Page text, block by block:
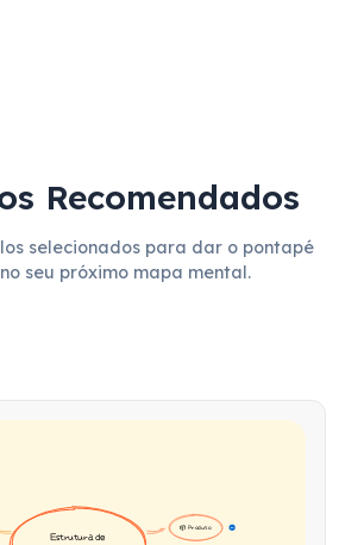
Recomendados
selecionados para dar o pontapé
seu próximo mapa mental.
📦 Produto 16
Estrutura de